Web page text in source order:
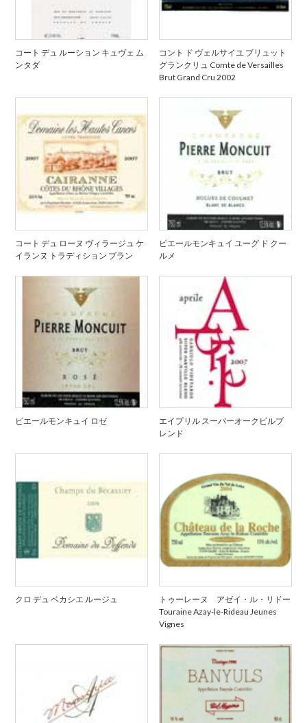
コート デュ ルーション キュヴェ ム
ンタダ
コント ド ヴェルサイユ ブリュット
グランクリュ Comte de Versailles
Brut Grand Cru 2002
コート デュ ローヌ ヴィラージュ ケ
イランヌ トラディション ブラン
ピエールモンキュイ ユーグ ド クー
ルメ
ピエールモンキュイ ロゼ
エイプリル スーパーオークビルブ
レンド
クロ デュ ベカシエ ルージュ
トゥーレーヌ アゼイ・ル・リドー
Touraine Azay-le-Rideau Jeunes
Vignes